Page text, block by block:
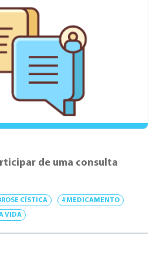
de uma consulta
CÍSTICA #MEDICAMENTO
VIDA